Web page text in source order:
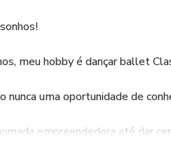
meu hobby é dançar ballet
uma oportunidade de
empreendedora até dar